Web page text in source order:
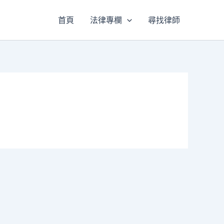
首頁 法律專欄 尋找律師